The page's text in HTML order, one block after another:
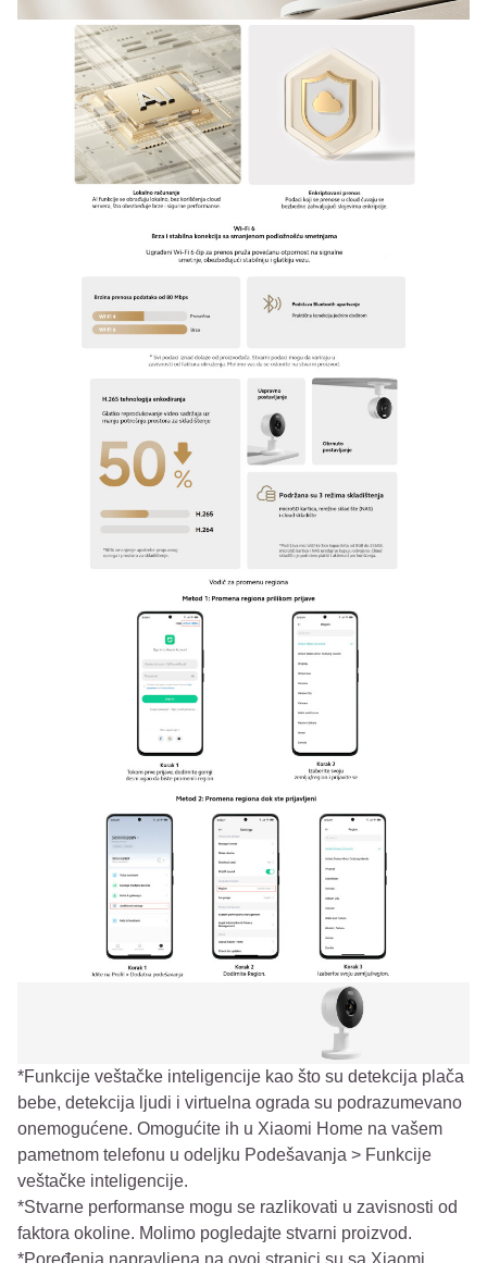
*Funkcije veštačke inteligencije kao što su detekcija plača
bebe, detekcija ljudi i virtuelna ograda su podrazumevano
onemogućene. Omogućite ih u Xiaomi Home na vašem
pametnom telefonu u odeljku Podešavanja > Funkcije
veštačke inteligencije.
*Stvarne performanse mogu se razlikovati u zavisnosti od
faktora okoline. Molimo pogledajte stvarni proizvod.
*Poređenja napravljena na ovoj stranici su sa Xiaomi